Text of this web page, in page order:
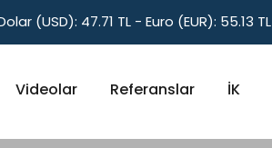
(USD): 47.71 TL - Euro (EUR): 55.13 TL
Videolar Referanslar İK